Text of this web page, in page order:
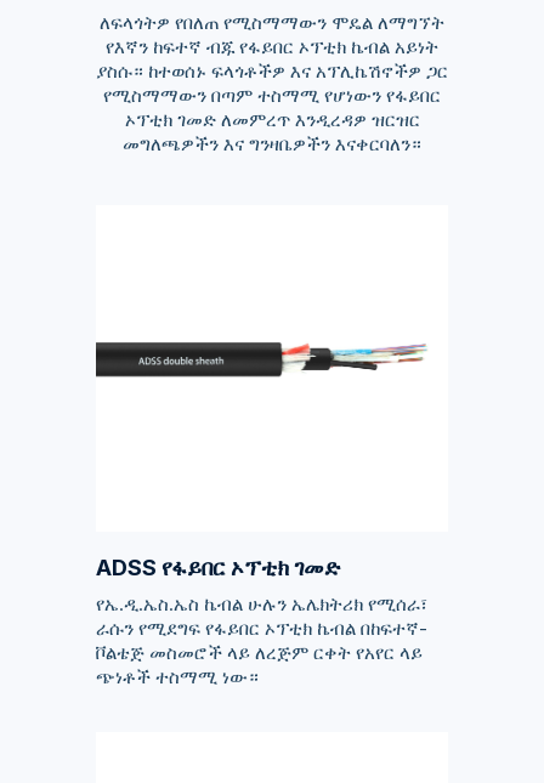
ለፍላጎትዎ የበለጠ የሚስማማውን ሞዴል ለማግኘት
የእኛን ከፍተኛ ብጁ የፋይበር ኦፕቲክ ኬብል አይነት
ያስሱ። ከተወሰኑ ፍላጎቶችዎ እና አፕሊኬሽኖችዎ ጋር
የሚስማማውን በጣም ተስማሚ የሆነውን የፋይበር
ኦፕቲክ ገመድ ለመምረጥ እንዲረዳዎ ዝርዝር
መግለጫዎችን እና ግንዛቤዎችን እናቀርባለን።
ADSS የፋይበር ኦፕቲክ ገመድ
የኤ.ዲ.ኤስ.ኤስ ኬብል ሁሉን ኤሌክትሪክ የሚሰራ፣
ራሱን የሚደግፍ የፋይበር ኦፕቲክ ኬብል በከፍተኛ-
ቮልቴጅ መስመሮች ላይ ለረጅም ርቀት የአየር ላይ
ጭነቶች ተስማሚ ነው።